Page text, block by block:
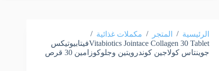
الرئيسية / المتجر / مكملات غذائية /
Vitabiotics Jointace Collagen 30 Tabletفيتابيوتيكس
جوينتاس كولاجين كوندرويتين وجلوكوزامين 30 قرص